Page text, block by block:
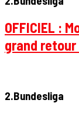
OFFICIEL :
grand retour
2.Bundesliga